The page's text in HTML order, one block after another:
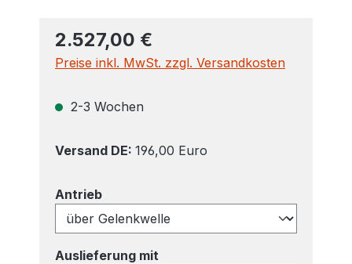
2.527,00 €
Preise inkl. MwSt. zzgl. Versandkosten
2-3 Wochen
Versand DE: 196,00 Euro
Antriebauswählen
Auslieferung mit